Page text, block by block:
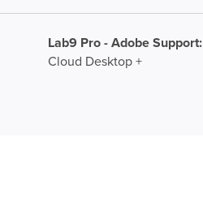
Lab9 Pro - Adobe Support:
Cloud Desktop +